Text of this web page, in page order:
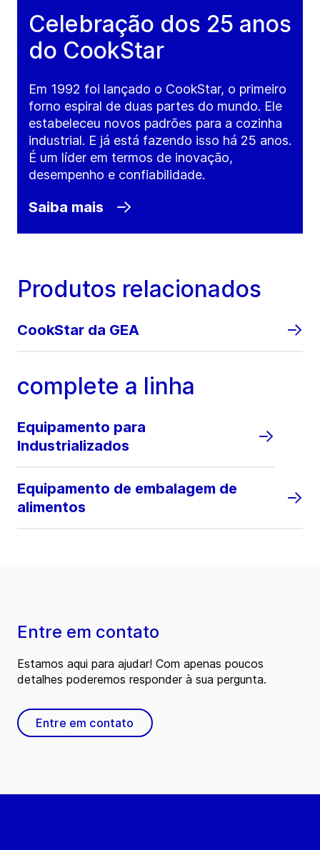
Celebração dos 25 anos
do CookStar
Em 1992 foi lançado o CookStar, o primeiro
forno espiral de duas partes do mundo. Ele
estabeleceu novos padrões para a cozinha
industrial. E já está fazendo isso há 25 anos.
É um líder em termos de inovação,
desempenho e confiabilidade.
Saiba mais
Produtos relacionados
CookStar da GEA
complete a linha
Equipamento para
Industrializados
Equipamento de embalagem de
alimentos
Entre em contato
Estamos aqui para ajudar! Com apenas poucos
detalhes poderemos responder à sua pergunta.
Entre em contato